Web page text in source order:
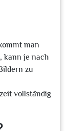
man
kann je nach
zu
vollständig